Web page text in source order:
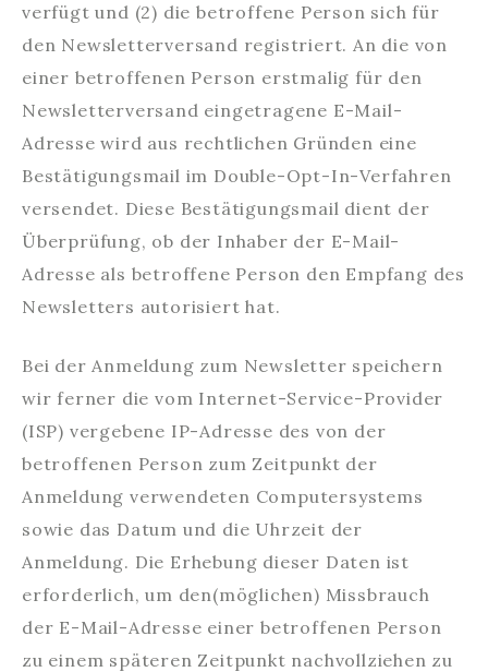
verfügt und (2) die betroffene Person sich für
den Newsletterversand registriert. An die von
einer betroffenen Person erstmalig für den
Newsletterversand eingetragene E-Mail-
Adresse wird aus rechtlichen Gründen eine
Bestätigungsmail im Double-Opt-In-Verfahren
versendet. Diese Bestätigungsmail dient der
Überprüfung, ob der Inhaber der E-Mail-
Adresse als betroffene Person den Empfang des
Newsletters autorisiert hat.
Bei der Anmeldung zum Newsletter speichern
wir ferner die vom Internet-Service-Provider
(ISP) vergebene IP-Adresse des von der
betroffenen Person zum Zeitpunkt der
Anmeldung verwendeten Computersystems
sowie das Datum und die Uhrzeit der
Anmeldung. Die Erhebung dieser Daten ist
erforderlich, um den(möglichen) Missbrauch
der E-Mail-Adresse einer betroffenen Person
zu einem späteren Zeitpunkt nachvollziehen zu